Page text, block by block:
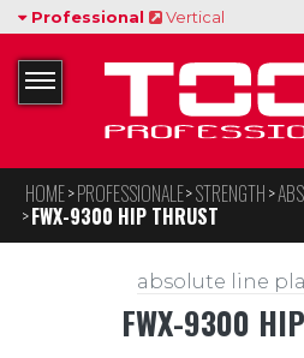
Professional Vertical
HOME PROFESSIONALE STRENGTH
FWX-9300 HIP THRUST
absolute line
FWX-9300